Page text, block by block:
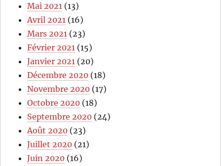
Mai 2021 (13)
Avril 2021 (16)
Mars 2021 (23)
Février 2021 (15)
Janvier 2021 (20)
Décembre 2020 (18)
Novembre 2020 (17)
Octobre 2020 (18)
Septembre 2020 (24)
Août 2020 (23)
Juillet 2020 (21)
Juin 2020 (16)